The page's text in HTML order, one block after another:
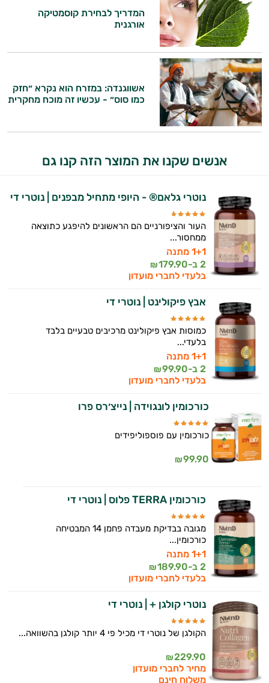
המדריך לבחירת קוסמטיקה
אורגנית
אשווגנדה: במזרח הוא נקרא ״חזק
כמו סוס״ - עכשיו זה מוכח מחקרית
אנשים שקנו את המוצר הזה קנו גם
נוטרי גלאם® - היופי מתחיל מבפנים | נוטרי די
העור והציפורניים הם הראשונים להיפגע כתוצאה
ממחסור...
1+1 מתנה
2 ב-
179.90
₪
בלעדי לחברי מועדון
אבץ פיקולינט | נוטרי די
כמוסות אבץ פיקולינט מרכיבים טבעיים בלבד
בלעדי...
1+1 מתנה
2 ב-
99.90
₪
בלעדי לחברי מועדון
כורכומין לונגוידה | נייצ׳רס פרו
כורכומין עם פוספוליפידים
99.90
₪
כורכומין TERRA פלוס | נוטרי די
מגובה בבדיקת מעבדה פחמן 14 המבטיחה
כורכומין...
1+1 מתנה
2 ב-
189.90
₪
בלעדי לחברי מועדון
נוטרי קולגן + | נוטרי די
הקולגן של נוטרי די מכיל פי 4 יותר קולגן בהשוואה...
229.90
₪
מחיר לחברי מועדון
משלוח חינם
היי,
אני יועץ הבריאות האישי AI של טבע בריא.
התשובות שלי מבוססות על מאגרי מידע קליניים
וספרות מקצועית בתחומי הרפואה הטבעית
ותזונת הספורט.
התזונה ומוצרי הבריאות המדויקים למטרות
ולמצב הגופני שלך, ולהסביר לך אילו רכיבים
יום וגם בתחום הכושר והספורט.
המטרה שלי היא להתאים עבורך המלצות
אישיות מבוססות מדעית.
זה הזמן להתחיל. איך אוכל לעזור?